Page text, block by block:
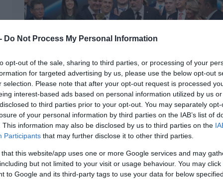
Do Not Process My Personal Information
opt-out of the sale, sharing to third parties, or processing of your
for targeted advertising by us, please use the below opt-out
selection. Please note that after your opt-out request is processed
interest-based ads based on personal information utilized by us
to third parties prior to your opt-out. You may separately
of your personal information by third parties on the IAB’s list of
This information may also be disclosed by us to third parties on the
Participants that may further disclose it to other third parties.
that this website/app uses one or more Google services and may
but not limited to your visit or usage behaviour. You may
to Google and its third-party tags to use your data for below
ΧΡΗΜΑΤΙΣΤΗΡΙΟ
Αύξηση μετοχικού κεφαλαίου
ΑΔΜΗΕ Συμμετοχών
25.06.2026